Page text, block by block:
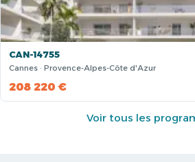
CAN-14755
Cannes · Provence-Alpes-Côte d'Azur
208 220 €
Voir tous les